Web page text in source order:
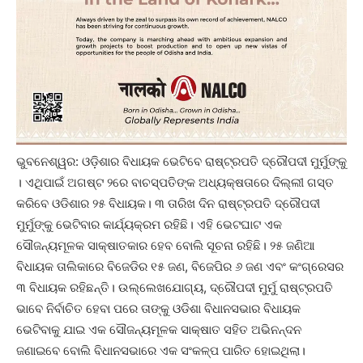
ଭୁବନେଶ୍ୱର: ଓଡ଼ିଶାର ବିଧାୟକ ଭେଟିବେ ରାଷ୍ଟ୍ରପତି ଦ୍ରୌପଦୀ ମୁର୍ମୁଙ୍କୁ
। ଏଥିପାଇଁ ଅଗଷ୍ଟ ୨ରେ ବାଚସ୍ପତିଙ୍କ ଅଧ୍ୟକ୍ଷତାରେ ଦିଲ୍ଲୀ ଗସ୍ତ
କରିବେ ଓଡିଶାର ୨୫ ବିଧାୟକ। ୩ ତାରିଖ ଦିନ ରାଷ୍ଟ୍ରପତି ଦ୍ରୌପଦୀ
ମୁର୍ମୁଙ୍କୁ ଭେଟିବାର କାର୍ଯ୍ୟକ୍ରମ ରହିଛି। ଏହି ଭେଟଘାଟ ଏକ
ସୌଜନ୍ୟମୂଳକ ସାକ୍ଷାତକାର ହେବ ବୋଲି ସୂଚନା ରହିଛି। ୨୫ ଜଣିଆ
ବିଧାୟକ ତାଲିକାରେ ବିଜେଡିର ୧୫ ଜଣ, ବିଜେପିର ୬ ଜଣ ଏବଂ କଂଗ୍ରେସର
୩ ବିଧାୟକ ରହିଛନ୍ତି। ଉଲ୍ଲେଖଯୋଗ୍ୟ, ଦ୍ରୌପଦୀ ମୁର୍ମୁ ରାଷ୍ଟ୍ରପତି
ଭାବେ ନିର୍ବାଚିତ ହେବା ପରେ ତାଙ୍କୁ ଓଡିଶା ବିଧାନସଭାର ବିଧାୟକ
ଭେଟିବାକୁ ଯାଇ ଏକ ସୌଜନ୍ୟମୂଳକ ସାକ୍ଷାତ ସହିତ ଅଭିନନ୍ଦନ
ଜଣାଇବେ ବୋଲି ବିଧାନସଭାରେ ଏକ ସଂକଳ୍ପ ପାରିତ ହୋଇଥିଲା।